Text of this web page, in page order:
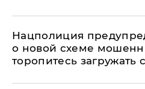
Нацполиция
о новой схеме
торопитесь загружать